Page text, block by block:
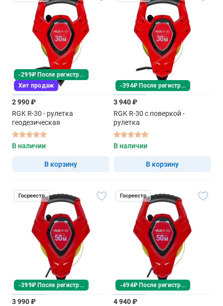
-299₽ После регистрации
Хит продаж
2 990 ₽
RGK R-30 - рулетка
геодезическая
В наличии
В корзину
-394₽ После регистрации
3 940 ₽
RGK R-30 с поверкой -
рулетка
В наличии
В корзину
Госреестр
-399₽ После регистрации
3 990 ₽
Госреестр
-494₽ После регистрации
4 940 ₽